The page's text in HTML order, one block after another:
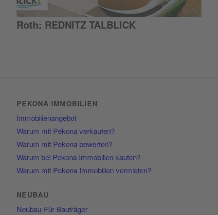
Roth: REDNITZ TALBLICK
PEKONA IMMOBILIEN
Immobilienangebot
Warum mit Pekona verkaufen?
Warum mit Pekona bewerten?
Warum bei Pekona Immobilien kaufen?
Warum mit Pekona Immobilien vermieten?
NEUBAU
Neubau-Für Bauträger